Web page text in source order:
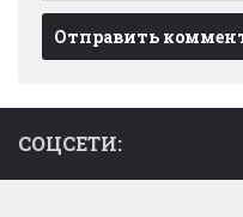
СОЦСЕТИ: